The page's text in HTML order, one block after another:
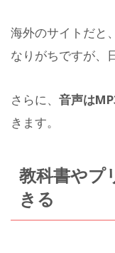
海外のサイトだと
なりがちですが、
さらに、 音声は
きます。
教科書やプ
きる